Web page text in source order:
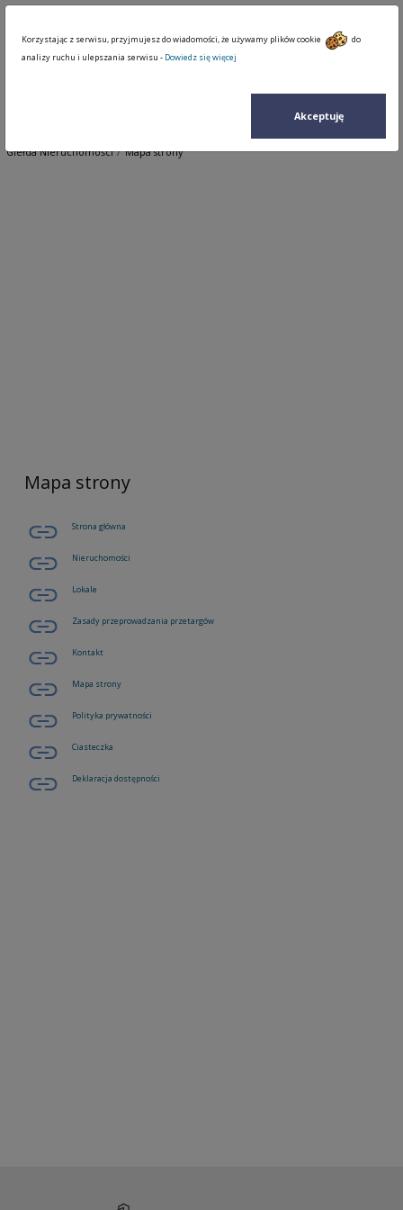
Giełda Nieruchomości Mapa strony
Mapa strony
Strona główna
Nieruchomości
Lokale
Zasady przeprowadzania przetargów
Kontakt
Mapa strony
Polityka prywatności
Ciasteczka
Deklaracja dostępności
Korzystając z serwisu, przyjmujesz do wiadomości, że używamy plików cookie
do
analizy ruchu i ulepszania serwisu - Dowiedz się więcej
Akceptuję